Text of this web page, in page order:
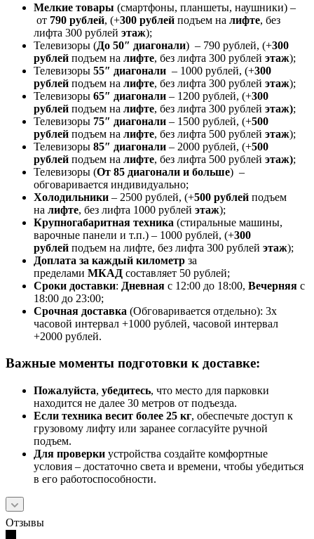
Мелкие товары (смартфоны, планшеты, наушники) –
от 790 рублей, (+300 рублей подъем на лифте, без
лифта 300 рублей этаж);
Телевизоры (До 50″ диагонали) – 790 рублей, (+300
рублей подъем на лифте, без лифта 300 рублей этаж);
Телевизоры 55″ диагонали – 1000 рублей, (+300
рублей подъем на лифте, без лифта 300 рублей этаж);
Телевизоры 65″ диагонали – 1200 рублей, (+300
рублей подъем на лифте, без лифта 300 рублей этаж);
Телевизоры 75″ диагонали – 1500 рублей, (+500
рублей подъем на лифте, без лифта 500 рублей этаж);
Телевизоры 85″ диагонали – 2000 рублей, (+500
рублей подъем на лифте, без лифта 500 рублей этаж);
Телевизоры (От 85 диагонали и больше) –
обговаривается индивидуально;
Холодильники – 2500 рублей, (+500 рублей подъем
на лифте, без лифта 1000 рублей этаж);
Крупногабаритная техника (стиральные машины,
варочные панели и т.п.) – 1000 рублей, (+300
рублей подъем на лифте, без лифта 300 рублей этаж);
Доплата за каждый километр за
пределами МКАД составляет 50 рублей;
Сроки доставки: Дневная с 12:00 до 18:00, Вечерняя с
18:00 до 23:00;
Срочная доставка (Обговаривается отдельно): 3х
часовой интервал +1000 рублей, часовой интервал
+2000 рублей.
Важные моменты подготовки к доставке:
Пожалуйста, убедитесь, что место для парковки
находится не далее 30 метров от подъезда.
Если техника весит более 25 кг, обеспечьте доступ к
грузовому лифту или заранее согласуйте ручной
подъем.
Для проверки устройства создайте комфортные
условия – достаточно света и времени, чтобы убедиться
в его работоспособности.
Отзывы